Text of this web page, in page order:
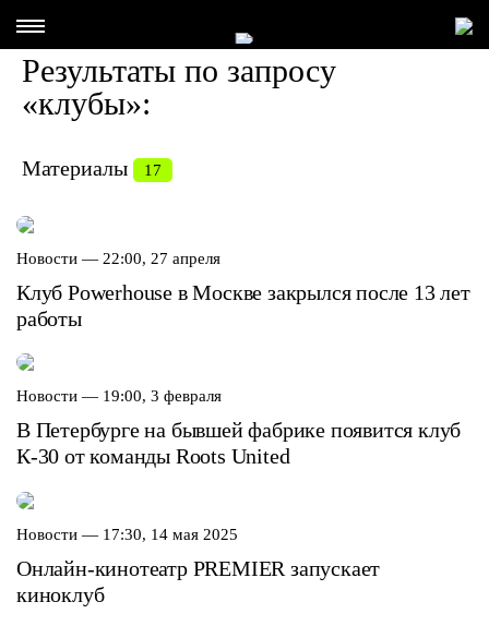
Результаты по запросу
«клубы»:
Материалы 17
Новости — 22:00, 27 апреля
Клуб Powerhouse в Москве закрылся после 13 лет
работы
Новости — 19:00, 3 февраля
В Петербурге на бывшей фабрике появится клуб
К-30 от команды Roots United
Новости — 17:30, 14 мая 2025
Онлайн-кинотеатр PREMIER запускает
киноклуб